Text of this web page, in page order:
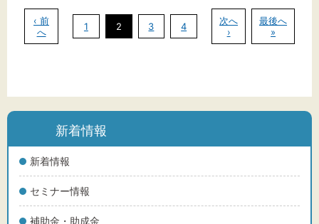
新着情報
新着情報
セミナー情報
補助金・助成金
‹ 前
へ
1 2 3 4
次へ
›
最後へ
»